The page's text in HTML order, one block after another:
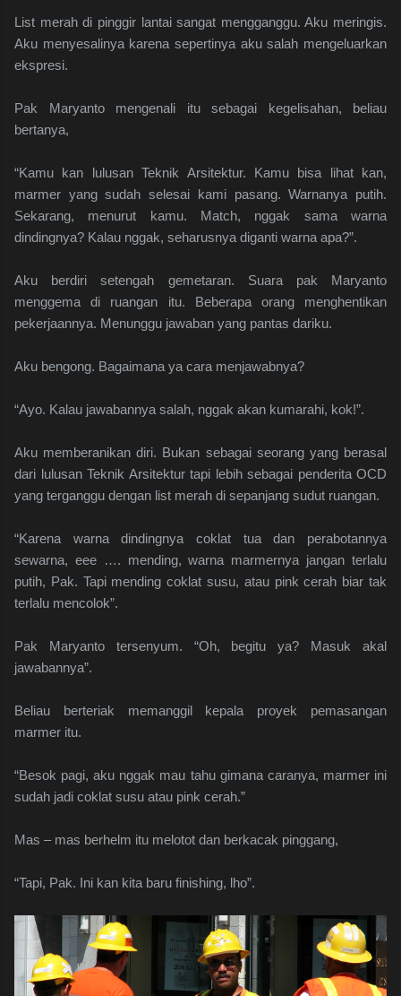
List merah di pinggir lantai sangat mengganggu. Aku meringis.
Aku menyesalinya karena sepertinya aku salah mengeluarkan
ekspresi.
Pak Maryanto mengenali itu sebagai kegelisahan, beliau
bertanya,
“Kamu kan lulusan Teknik Arsitektur. Kamu bisa lihat kan,
marmer yang sudah selesai kami pasang. Warnanya putih.
Sekarang, menurut kamu. Match, nggak sama warna
dindingnya? Kalau nggak, seharusnya diganti warna apa?”.
Aku berdiri setengah gemetaran. Suara pak Maryanto
menggema di ruangan itu. Beberapa orang menghentikan
pekerjaannya. Menunggu jawaban yang pantas dariku.
Aku bengong. Bagaimana ya cara menjawabnya?
“Ayo. Kalau jawabannya salah, nggak akan kumarahi, kok!”.
Aku memberanikan diri. Bukan sebagai seorang yang berasal
dari lulusan Teknik Arsitektur tapi lebih sebagai penderita OCD
yang terganggu dengan list merah di sepanjang sudut ruangan.
“Karena warna dindingnya coklat tua dan perabotannya
sewarna, eee …. mending, warna marmernya jangan terlalu
putih, Pak. Tapi mending coklat susu, atau pink cerah biar tak
terlalu mencolok”.
Pak Maryanto tersenyum. “Oh, begitu ya? Masuk akal
jawabannya”.
Beliau berteriak memanggil kepala proyek pemasangan
marmer itu.
“Besok pagi, aku nggak mau tahu gimana caranya, marmer ini
sudah jadi coklat susu atau pink cerah.”
Mas – mas berhelm itu melotot dan berkacak pinggang,
“Tapi, Pak. Ini kan kita baru finishing, lho”.